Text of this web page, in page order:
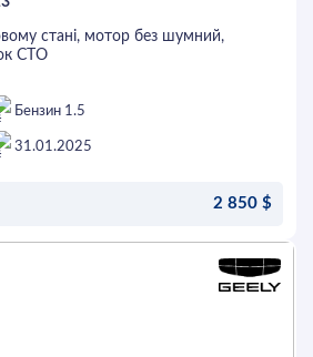
стані, мотор без шумний,
СТО
Бензин 1.5
31.01.2025
2 850 $
ЗАЯВКУ